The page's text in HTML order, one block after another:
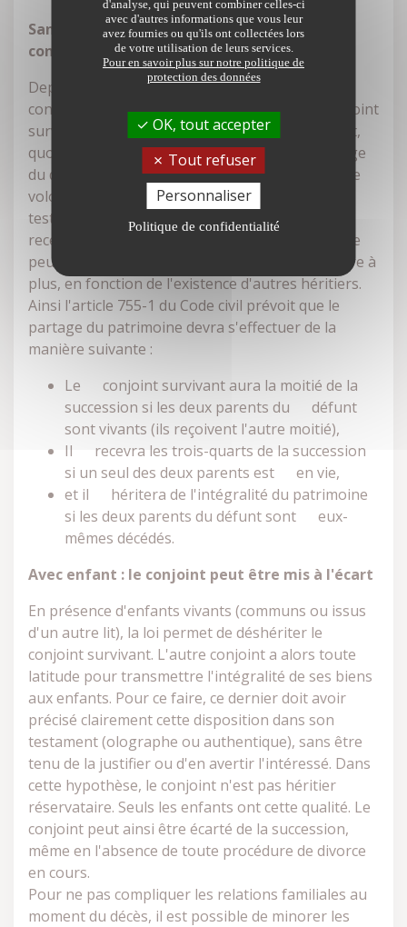
Sans enfant : héritage systématique pour le
conjoint
Depuis la loi du 3 décembre 2001, lorsque son
conjoint décède et en l'absence d'enfant, le conjoint
survivant est héritier réservataire. Il a donc droit,
quoi qu'il arrive, à une part minimale de l'héritage
du défunt. Même si le défunt avait manifesté une
volonté contraire, lors de la rédaction de son
testament, le conjoint survivant est certain de
recevoir au moins un quart de la succession. Il ne
peut être déshérité. Il pourra d'ailleurs prétendre à
plus, en fonction de l'existence d'autres héritiers.
Ainsi l'article 755-1 du Code civil prévoit que le
partage du patrimoine devra s'effectuer de la
manière suivante :
Le conjoint survivant aura la moitié de la
succession si les deux parents du défunt
sont vivants (ils reçoivent l'autre moitié),
Il recevra les trois-quarts de la succession
si un seul des deux parents est en vie,
et il héritera de l'intégralité du patrimoine
si les deux parents du défunt sont eux-
mêmes décédés.
Avec enfant : le conjoint peut être mis à l'écart
En présence d'enfants vivants (communs ou issus
d'un autre lit), la loi permet de déshériter le
conjoint survivant. L'autre conjoint a alors toute
latitude pour transmettre l'intégralité de ses biens
aux enfants. Pour ce faire, ce dernier doit avoir
précisé clairement cette disposition dans son
testament (olographe ou authentique), sans être
tenu de la justifier ou d'en avertir l'intéressé. Dans
cette hypothèse, le conjoint n'est pas héritier
réservataire. Seuls les enfants ont cette qualité. Le
conjoint peut ainsi être écarté de la succession,
même en l'absence de toute procédure de divorce
en cours.
Pour ne pas compliquer les relations familiales au
moment du décès, il est possible de minorer les
d'analyse, qui peuvent combiner celles-ci
avec d'autres informations que vous leur
avez fournies ou qu'ils ont collectées lors
de votre utilisation de leurs services.
Pour en savoir plus sur notre politique de
protection des données
OK, tout accepter
Tout refuser
Personnaliser
Politique de confidentialité